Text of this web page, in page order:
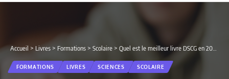
Accueil > Livres> Formations > Scolaire > Quel est le meilleur livre DSCG en 2026 ? Découvrez nos 5 sélections
FORMATIONS LIVRES SCIENCES SCOLAIRE